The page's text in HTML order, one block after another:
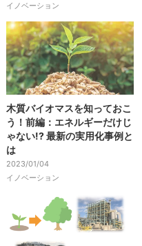
イノベーション
木質バイオマスを知っておこ
う！前編：エネルギーだけじ
ゃない!? 最新の実用化事例と
は
2023/01/04
イノベーション